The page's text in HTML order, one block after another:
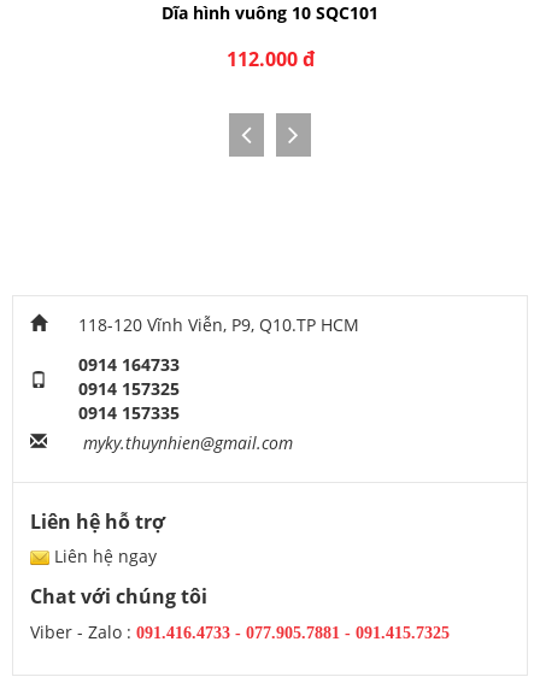
Dĩa hình vuông 10 SQC101
112.000 đ
118-120 Vĩnh Viễn, P9, Q10.TP HCM
0914 164733
0914 157325
0914 157335
myky.thuynhien@gmail.com
Liên hệ hỗ trợ
Liên hệ ngay
Chat với chúng tôi
Viber - Zalo : 091.416.4733 - 077.905.7881 - 091.415.7325